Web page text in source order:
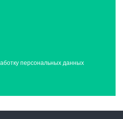
персональных данных